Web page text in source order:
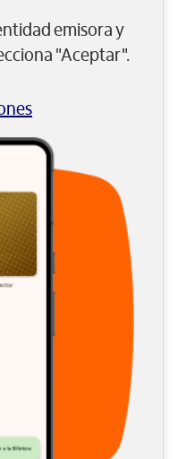
emisora y
"Aceptar".